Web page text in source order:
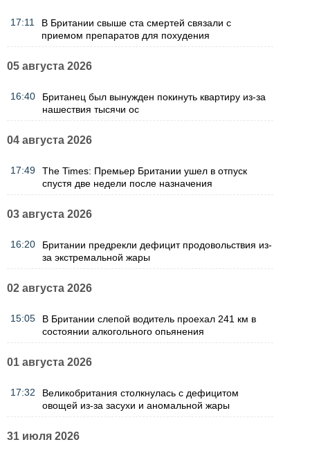
17:11
В Британии свыше ста смертей связали с
приемом препаратов для похудения
05 августа 2026
16:40
Британец был вынужден покинуть квартиру из-за
нашествия тысячи ос
04 августа 2026
17:49
The Times: Премьер Британии ушел в отпуск
спустя две недели после назначения
03 августа 2026
16:20
Британии предрекли дефицит продовольствия из-
за экстремальной жары
02 августа 2026
15:05
В Британии слепой водитель проехал 241 км в
состоянии алкогольного опьянения
01 августа 2026
17:32
Великобритания столкнулась с дефицитом
овощей из-за засухи и аномальной жары
31 июля 2026